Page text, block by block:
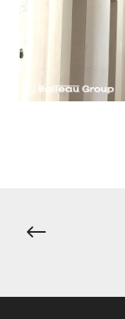
Navigation